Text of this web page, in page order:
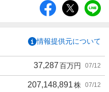
情報提供元について
37,287百万円 07/12
207,148,891株 07/12